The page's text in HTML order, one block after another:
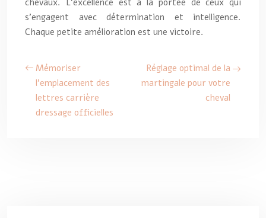
s’engagent avec détermination et intelligence.
Chaque petite amélioration est une victoire.
Mémoriser
l’emplacement des
lettres carrière
dressage officielles
Réglage optimal de la
martingale pour votre
cheval